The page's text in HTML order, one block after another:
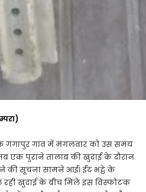
के गंगापुर गांव में मंगलवार को उस समय
एक पुराने तालाब की खुदाई के दौरान
की सूचना सामने आई। ईंट भट्ठे के
रही खुदाई के बीच मिले इस विस्फोटक